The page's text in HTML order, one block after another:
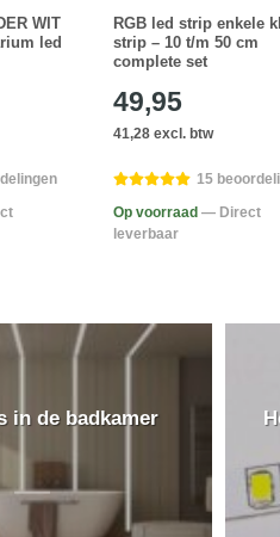
WIT
led
RGB led strip enkele
strip – 10 t/m 50 cm
complete set
49,95
41,28 excl. btw
15
Op voorraad — Direct
leverbaar
in de badkamer